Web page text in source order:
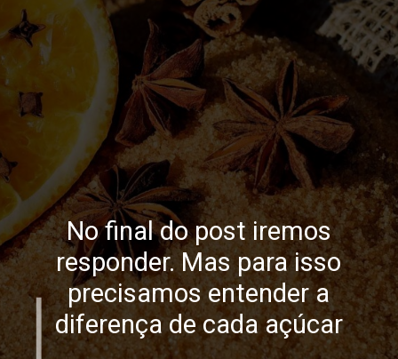
No final do post iremos
responder. Mas para isso
precisamos entender a
diferença de cada açúcar